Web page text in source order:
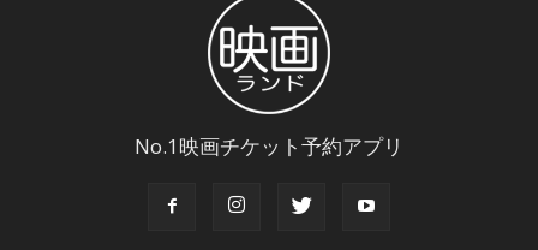
No.1映画チケット予約アプリ